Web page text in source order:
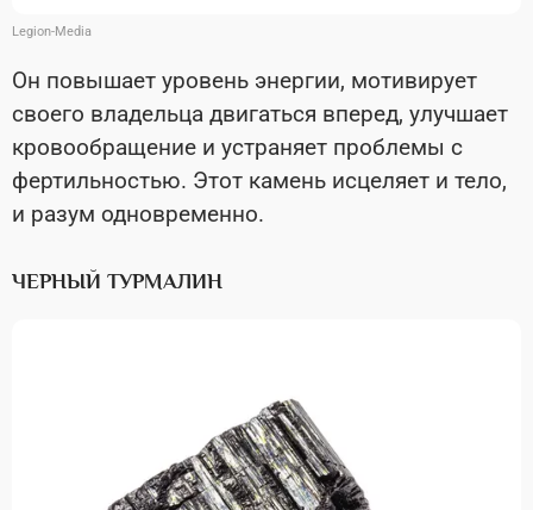
Legion-Media
Он повышает уровень энергии, мотивирует
своего владельца двигаться вперед, улучшает
кровообращение и устраняет проблемы с
фертильностью. Этот камень исцеляет и тело,
и разум одновременно.
ЧЕРНЫЙ ТУРМАЛИН